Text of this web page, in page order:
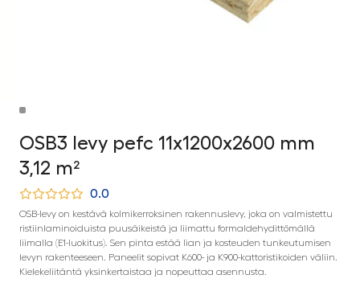
OSB3 levy pefc 11x1200x2600 mm
3,12 m²
0.0
OSB-levy on kestävä kolmikerroksinen rakennuslevy, joka on valmistettu
ristiinlaminoiduista puusäikeistä ja liimattu formaldehydittömällä
liimalla (E1-luokitus). Sen pinta estää lian ja kosteuden tunkeutumisen
levyn rakenteeseen. Paneelit sopivat K600- ja K900-kattoristikoiden väliin.
Kielekeliitäntä yksinkertaistaa ja nopeuttaa asennusta.